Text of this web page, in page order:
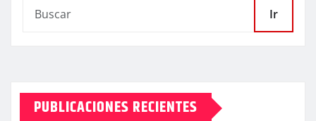
Ir
PUBLICACIONES RECIENTES